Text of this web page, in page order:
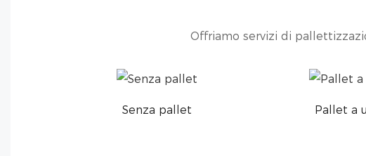
Offriamo servizi di
Senza pallet Pallet a